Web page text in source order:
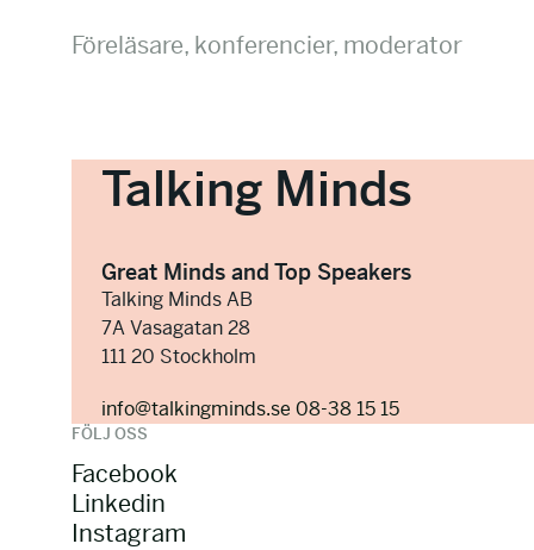
Föreläsare, konferencier, moderator
Talking Minds
Great Minds and Top Speakers
Talking Minds AB
7A Vasagatan 28
111 20 Stockholm
info@talkingminds.se 08-38 15 15
FÖLJ OSS
Facebook
Linkedin
Instagram